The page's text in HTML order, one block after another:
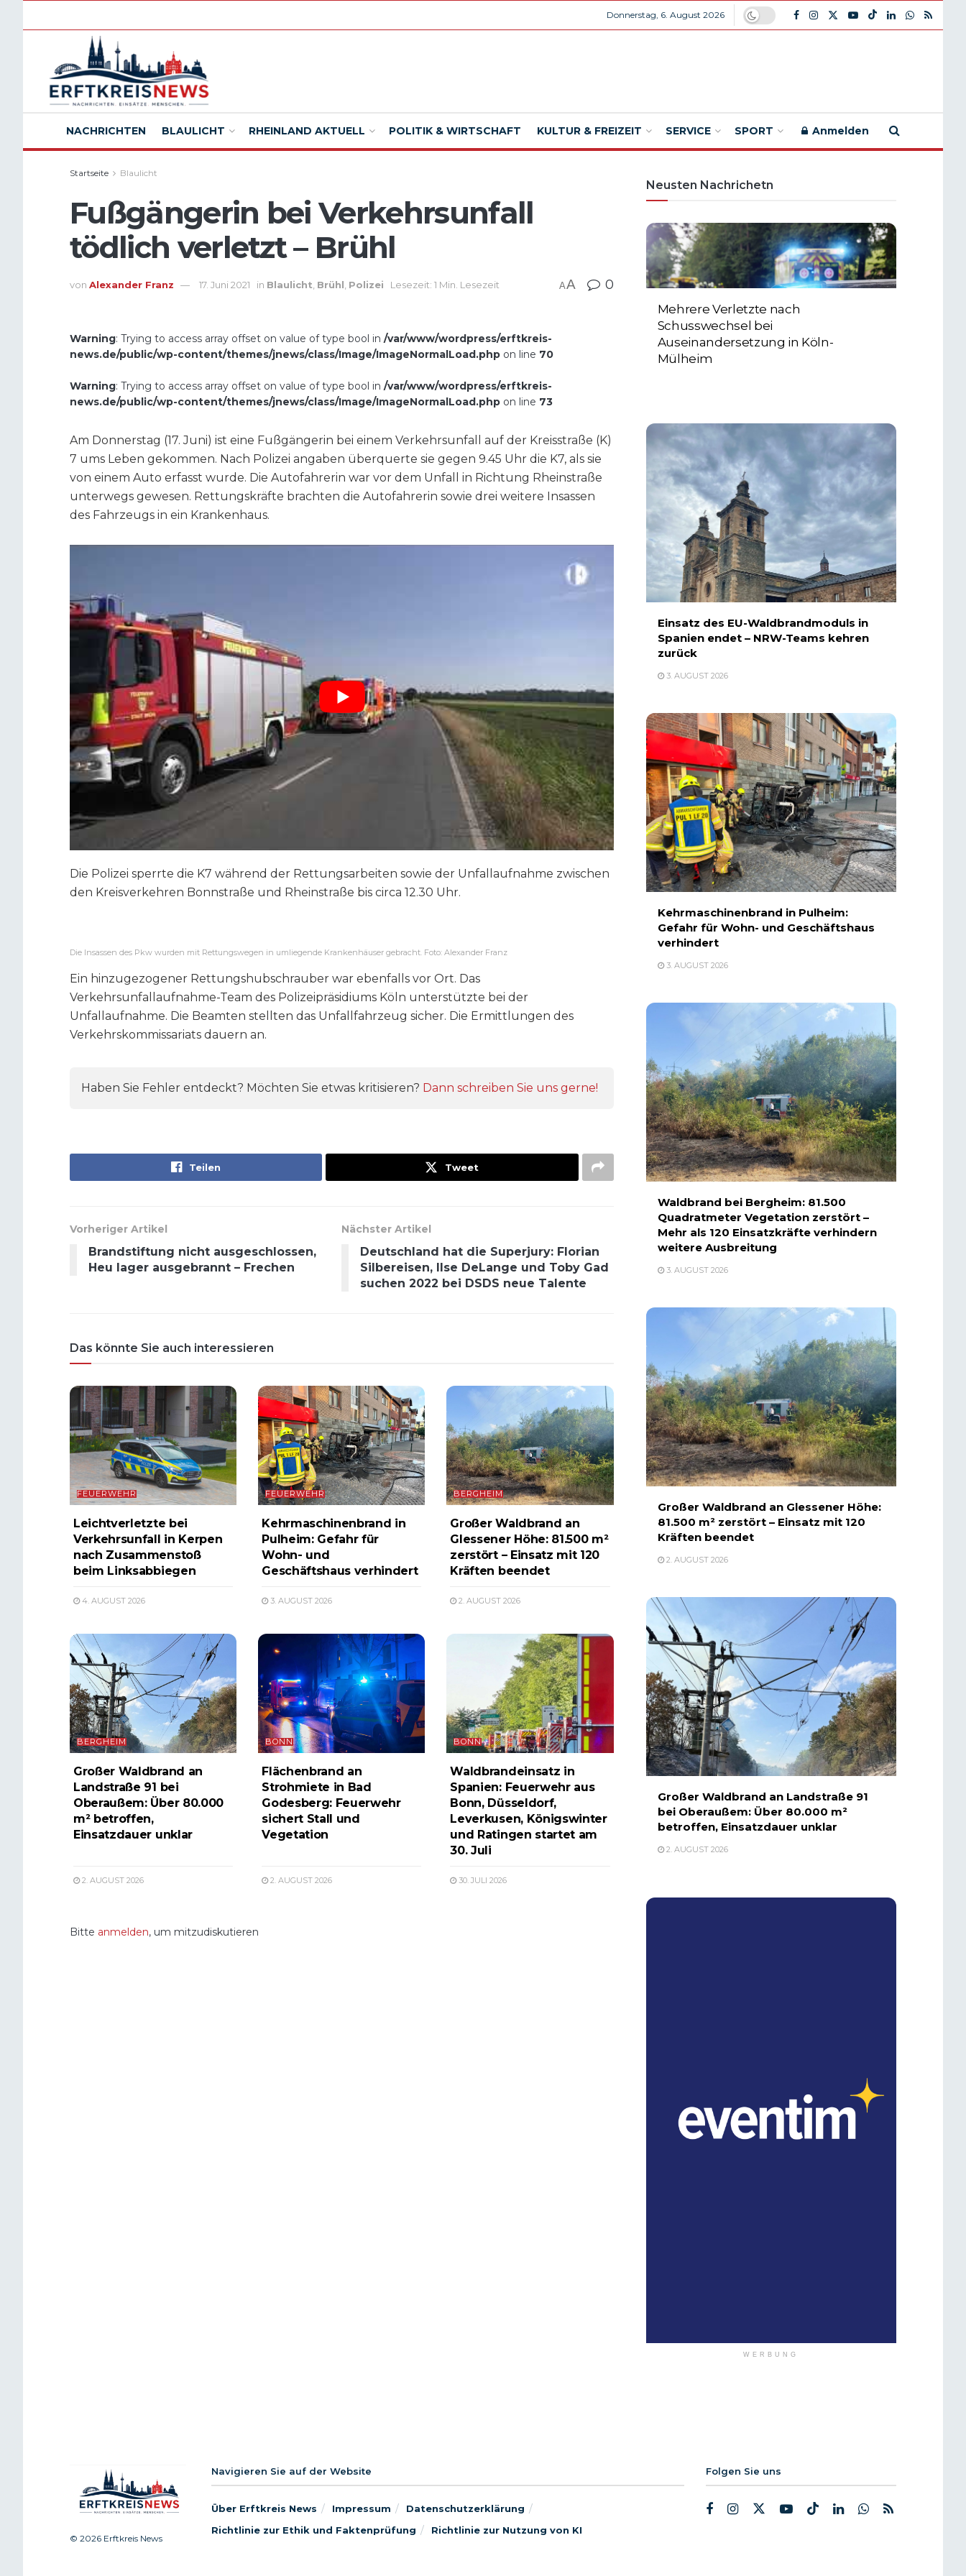
Donnerstag, 6. August 2026
NACHRICHTEN BLAULICHT RHEINLAND AKTUELL POLITIK & WIRTSCHAFT KULTUR & FREIZEIT SERVICE SPORT Anmelden
Startseite Blaulicht
Fußgängerin bei Verkehrsunfall
tödlich verletzt – Brühl
von Alexander Franz 17. Juni 2021 in Blaulicht, Brühl, Polizei Lesezeit: 1 Min. Lesezeit AA 0
Warning: Trying to access array offset on value of type bool in /var/www/wordpress/erftkreis-
news.de/public/wp-content/themes/jnews/class/Image/ImageNormalLoad.php on line 70
Warning: Trying to access array offset on value of type bool in /var/www/wordpress/erftkreis-
news.de/public/wp-content/themes/jnews/class/Image/ImageNormalLoad.php on line 73
Am Donnerstag (17. Juni) ist eine Fußgängerin bei einem Verkehrsunfall auf der Kreisstraße (K)
7 ums Leben gekommen. Nach Polizei angaben überquerte sie gegen 9.45 Uhr die K7, als sie
von einem Auto erfasst wurde. Die Autofahrerin war vor dem Unfall in Richtung Rheinstraße
unterwegs gewesen. Rettungskräfte brachten die Autofahrerin sowie drei weitere Insassen
des Fahrzeugs in ein Krankenhaus.
Die Polizei sperrte die K7 während der Rettungsarbeiten sowie der Unfallaufnahme zwischen
den Kreisverkehren Bonnstraße und Rheinstraße bis circa 12.30 Uhr.
Die Insassen des Pkw wurden mit Rettungswegen in umliegende Krankenhäuser gebracht. Foto: Alexander Franz
Ein hinzugezogener Rettungshubschrauber war ebenfalls vor Ort. Das
Verkehrsunfallaufnahme-Team des Polizeipräsidiums Köln unterstützte bei der
Unfallaufnahme. Die Beamten stellten das Unfallfahrzeug sicher. Die Ermittlungen des
Verkehrskommissariats dauern an.
Haben Sie Fehler entdeckt? Möchten Sie etwas kritisieren? Dann schreiben Sie uns gerne!
Teilen Tweet
Vorheriger Artikel
Brandstiftung nicht ausgeschlossen,
Heu lager ausgebrannt – Frechen
Nächster Artikel
Deutschland hat die Superjury: Florian
Silbereisen, Ilse DeLange und Toby Gad
suchen 2022 bei DSDS neue Talente
Das könnte Sie auch interessieren
FEUERWEHR
Leichtverletzte bei
Verkehrsunfall in Kerpen
nach Zusammenstoß
beim Linksabbiegen
4. AUGUST 2026
FEUERWEHR
Kehrmaschinenbrand in
Pulheim: Gefahr für
Wohn- und
Geschäftshaus verhindert
3. AUGUST 2026
BERGHEIM
Großer Waldbrand an
Glessener Höhe: 81.500 m²
zerstört – Einsatz mit 120
Kräften beendet
2. AUGUST 2026
BERGHEIM
Großer Waldbrand an
Landstraße 91 bei
Oberaußem: Über 80.000
m² betroffen,
Einsatzdauer unklar
2. AUGUST 2026
BONN
Flächenbrand an
Strohmiete in Bad
Godesberg: Feuerwehr
sichert Stall und
Vegetation
2. AUGUST 2026
BONN
Waldbrandeinsatz in
Spanien: Feuerwehr aus
Bonn, Düsseldorf,
Leverkusen, Königswinter
und Ratingen startet am
30. Juli
30. JULI 2026
Bitte anmelden, um mitzudiskutieren
Neusten Nachrichetn
Mehrere Verletzte nach
Schusswechsel bei
Auseinandersetzung in Köln-
Mülheim
Einsatz des EU-Waldbrandmoduls in
Spanien endet – NRW-Teams kehren
zurück
3. AUGUST 2026
Kehrmaschinenbrand in Pulheim:
Gefahr für Wohn- und Geschäftshaus
verhindert
3. AUGUST 2026
Waldbrand bei Bergheim: 81.500
Quadratmeter Vegetation zerstört –
Mehr als 120 Einsatzkräfte verhindern
weitere Ausbreitung
3. AUGUST 2026
Großer Waldbrand an Glessener Höhe:
81.500 m² zerstört – Einsatz mit 120
Kräften beendet
2. AUGUST 2026
Großer Waldbrand an Landstraße 91
bei Oberaußem: Über 80.000 m²
betroffen, Einsatzdauer unklar
2. AUGUST 2026
WERBUNG
© 2026 Erftkreis News
Navigieren Sie auf der Website
Über Erftkreis News Impressum
Datenschutzerklärung
Richtlinie zur Ethik und Faktenprüfung
Richtlinie zur Nutzung von KI
Folgen Sie uns